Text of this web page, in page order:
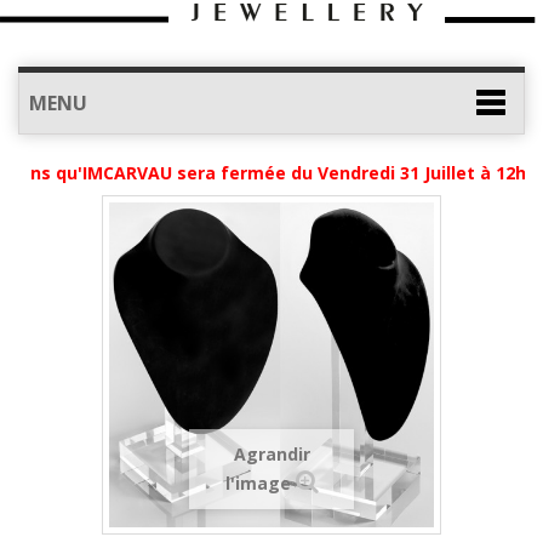
MENU
qu'IMCARVAU sera fermée du Vendredi 31 Juillet à 12h
Agrandir
l'image